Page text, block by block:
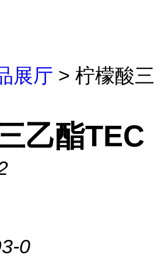
展厅 > 柠檬酸三
乙酯TEC
0